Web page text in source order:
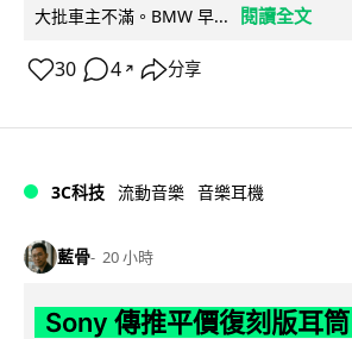
大批車主不滿。BMW 早...
閱讀全文
30 4 ↗ 分享
3C科技 流動音樂 音樂耳機
藍骨 20 小時
Sony 傳推平價復刻版耳